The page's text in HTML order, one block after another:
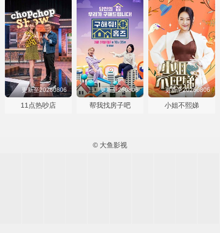
更新至20260806
11点热吵店
更新至260806
帮我找房子吧
更新至20260806
小姐不熙娣
© 大鱼影视